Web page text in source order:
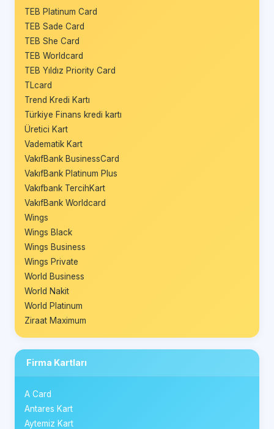
TEB Platinum Card
TEB Sade Card
TEB She Card
TEB Worldcard
TEB Yıldız Priority Card
TLcard
Trend Kredi Kartı
Türkiye Finans kredi kartı
Üretici Kart
Vadematik Kart
VakıfBank BusinessCard
VakıfBank Platinum Plus
Vakıfbank TercihKart
VakıfBank Worldcard
Wings
Wings Black
Wings Business
Wings Private
World Business
World Nakit
World Platinum
Ziraat Maximum
Firma Kartları
A Card
Antares Kart
Aytemiz Kart